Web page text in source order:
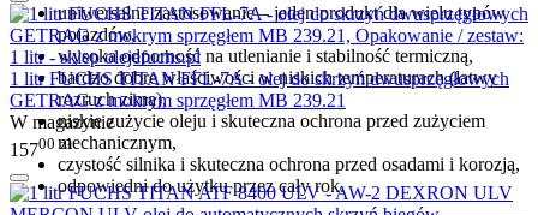
uniwersalne zastosowanie – jeden produkt dla wielu typów
pojazdów,
wysoka odporność na utlenianie i stabilność termiczną,
bardzo dobre właściwości w niskich temperaturach (łatwy
rozruch zimą),
niskie zużycie oleju i skuteczna ochrona przed zużyciem
mechanicznym,
czystość silnika i skuteczna ochrona przed osadami i korozją,
odpowiedni do użytku przez cały rok.
1 litr FUCHS TITAN FFL-7A - olej do skrzyń dwusprzęgłowych
GETRAG z mokrym sprzęgłem MB 239.21
W magazynie
15700 zł